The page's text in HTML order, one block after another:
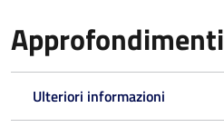
Approfondimenti
Ulteriori informazioni